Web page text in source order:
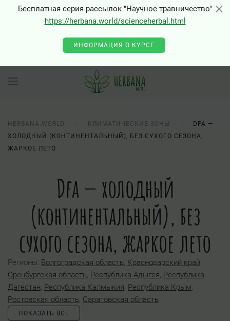
×
Бесплатная серия рассылок "Научное травничество"
https://herbana.world/scienceherbal.html
ИНФОРМАЦИЯ О КУРСЕ
HERBANA.WORLD КЛИМАТИЧЕСКИЕ ЗОНЫ
DFA —
ХОЛОДНЫЙ (КОНТИНЕНТАЛЬНЫЙ), БЕЗ СУХОГО СЕЗОНА,
ЖАРКОЕ ЛЕТО
Dfa — холодный
(континентальный), без
сухого сезона, жаркое лето
Регионы: Волгоградская область, Краснодарский край,
Оренбургская область, Республика Адыгея, Республика
Дагестан, Республика Калмыкия, Республика Крым,
Ростовская область, Саратовская область
ПОКАЗАТЬ ВСЕ
×